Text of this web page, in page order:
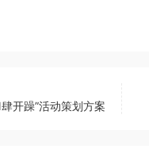
开躁”活动策划方案